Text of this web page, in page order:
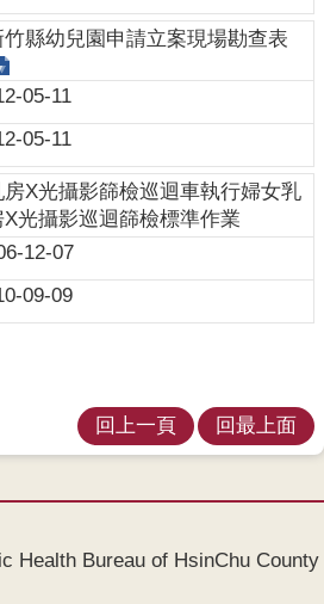
竹縣幼兒園申請立案現場勘查表
05-11
05-11
房X光攝影篩檢巡迴車執行婦女乳
X光攝影巡迴篩檢標準作業
12-07
09-09
回上一頁 回最上面
Health Bureau of HsinChu County